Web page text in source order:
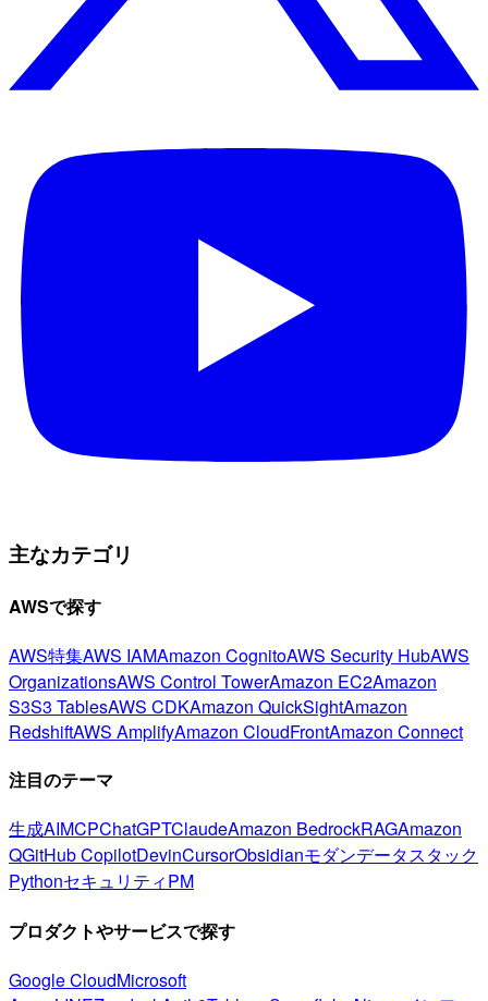
主なカテゴリ
AWSで探す
AWS特集AWS IAMAmazon CognitoAWS Security HubAWS
OrganizationsAWS Control TowerAmazon EC2Amazon
S3S3 TablesAWS CDKAmazon QuickSightAmazon
RedshiftAWS AmplifyAmazon CloudFrontAmazon Connect
注目のテーマ
生成AIMCPChatGPTClaudeAmazon BedrockRAGAmazon
QGitHub CopilotDevinCursorObsidianモダンデータスタック
PythonセキュリティPM
プロダクトやサービスで探す
Google CloudMicrosoft